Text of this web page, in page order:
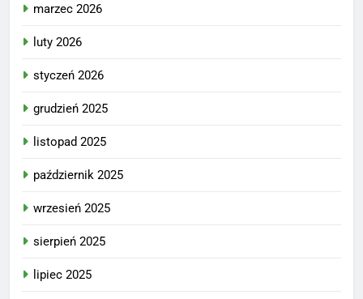
marzec 2026
luty 2026
styczeń 2026
grudzień 2025
listopad 2025
październik 2025
wrzesień 2025
sierpień 2025
lipiec 2025